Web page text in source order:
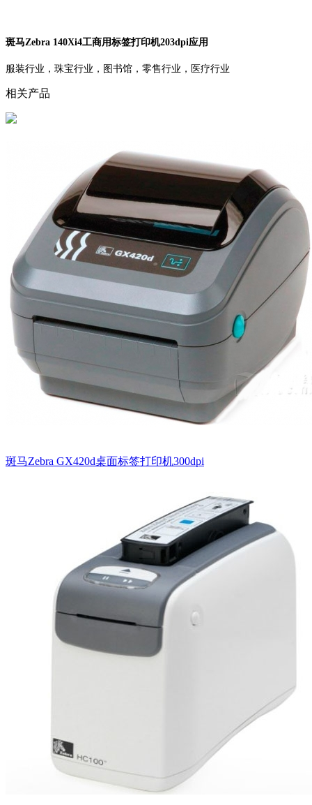
斑马Zebra 140Xi4工商用标签打印机203dpi应用
服装行业，珠宝行业，图书馆，零售行业，医疗行业
相关产品
斑马Zebra GX420d桌面标签打印机300dpi